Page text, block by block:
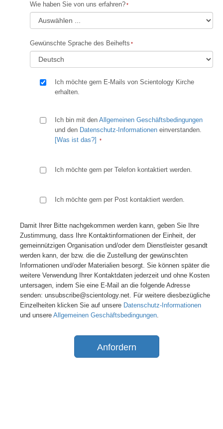
Wie haben Sie von uns erfahren?
Gewünschte Sprache des Beihefts
Ich möchte gern E-Mails von Scientology Kirche
erhalten.
Ich bin mit den Allgemeinen Geschäftsbedingungen
und den Datenschutz-Informationen einverstanden.
[Was ist das?]
Ich möchte gern per Telefon kontaktiert werden.
Ich möchte gern per Post kontaktiert werden.
Damit Ihrer Bitte nachgekommen werden kann, geben Sie Ihre
Zustimmung, dass Ihre Kontaktinformationen der Einheit, der
gemeinnützigen Organisation und/oder dem Dienstleister gesandt
werden kann, der bzw. die die Zustellung der gewünschten
Informationen und/oder Materialien besorgt. Sie können später die
weitere Verwendung Ihrer Kontaktdaten jederzeit und ohne Kosten
untersagen, indem Sie eine E-Mail an die folgende Adresse
senden: unsubscribe@scientology.net. Für weitere diesbezügliche
Einzelheiten klicken Sie auf unsere Datenschutz-Informationen
und unsere Allgemeinen Geschäftsbedingungen.
Anfordern